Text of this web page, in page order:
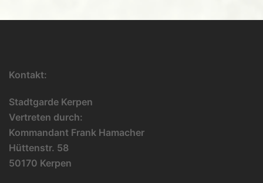
Kontakt:
Stadtgarde Kerpen
Vertreten durch:
Kommandant Frank Hamacher
Hüttenstr. 58
50170 Kerpen